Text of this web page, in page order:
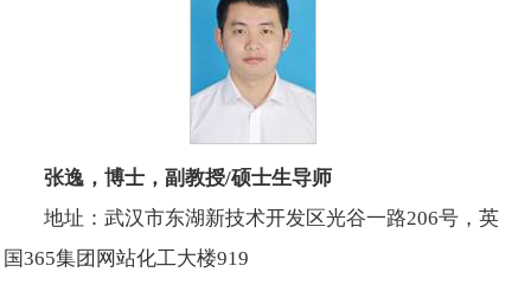
张逸 ，博士，副教授/硕士生导师
地址：武汉市东湖新技术开发区光谷一路206号，英
国365集团网站化工大楼919